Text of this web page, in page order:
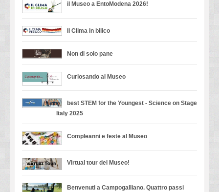
il Museo a EntoModena 2026!
Il Clima in bilico
Non di solo pane
Curiosando al Museo
best STEM for the Youngest - Science on Stage
Italy 2025
Compleanni e feste al Museo
Virtual tour del Museo!
Benvenuti a Campogalliano. Quattro passi